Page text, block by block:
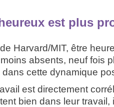
est plus
Harvard/MIT, être
absents, neuf fois
cette dynamique
est directement
bien dans leur